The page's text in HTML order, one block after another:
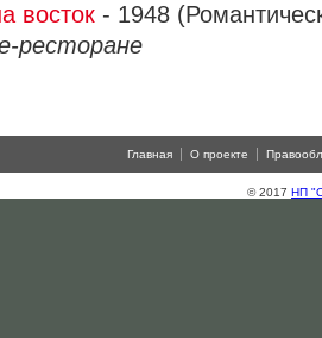
восток - 1948
ресторане
Главная О проекте
© 2017 НП